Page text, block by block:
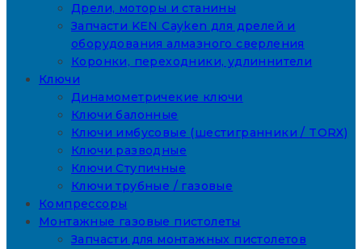
Дрели, моторы и станины
Запчасти KEN Cayken для дрелей и
оборудования алмазного сверления
Коронки, переходники, удлиннители
Ключи
Динамометричекие ключи
Ключи балонные
Ключи имбусовые (шестигранники / TORX)
Ключи разводные
Ключи Ступичные
Ключи трубные / газовые
Компрессоры
Монтажные газовые пистолеты
Запчасти для монтажных пистолетов